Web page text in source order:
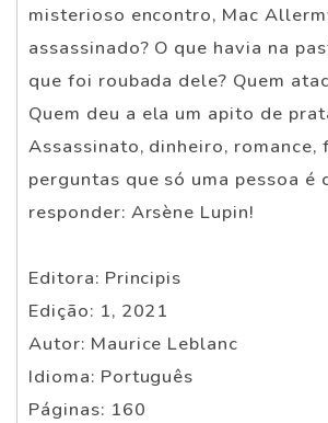
misterioso encontro, Mac
assassinado? O que havia na
que foi roubada dele? Quem
Quem deu a ela um apito de
Assassinato, dinheiro, romance,
perguntas que só uma pessoa é
responder: Arsène Lupin!
Editora: Principis
Edição: 1, 2021
Autor: Maurice Leblanc
Idioma: Português
Páginas: 160